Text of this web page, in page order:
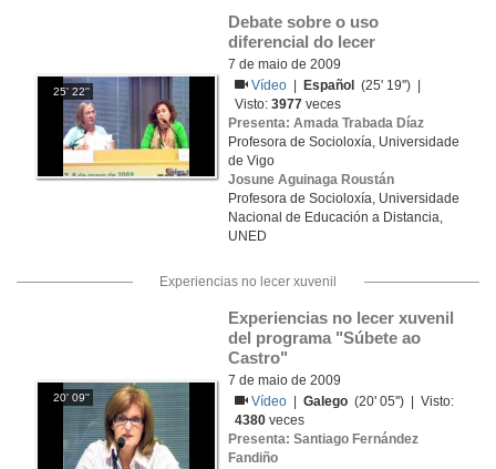
25' 22''
Debate sobre o uso
diferencial do lecer
7 de maio de 2009
Vídeo
Español
(25' 19'') |
Visto:3977 veces
Presenta: Amada Trabada Díaz
Profesora de Socioloxía, Universidade
de Vigo
Josune Aguinaga Roustán
Profesora de Socioloxía, Universidade
Nacional de Educación a Distancia,
UNED
Experiencias no lecer xuvenil
20' 09''
Experiencias no lecer xuvenil
del programa "Súbete ao
Castro"
7 de maio de 2009
Vídeo
|Galego (20' 05'') | Visto:
4380 veces
Presenta: Santiago Fernández
Fandiño